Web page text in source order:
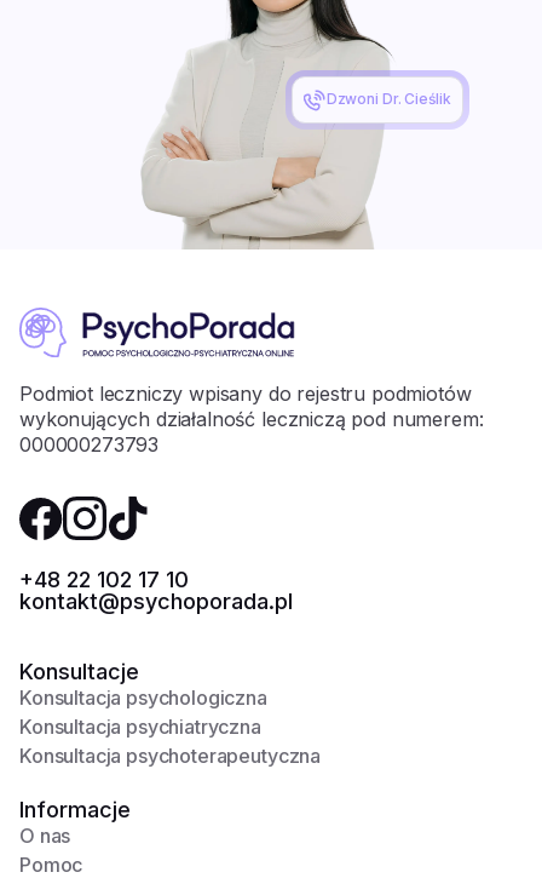
Dzwoni Dr. Cieślik
Podmiot leczniczy wpisany do rejestru podmiotów
wykonujących działalność leczniczą pod numerem:
000000273793
+48 22 102 17 10
kontakt@psychoporada.pl
Konsultacje
Konsultacja psychologiczna
Konsultacja psychiatryczna
Konsultacja psychoterapeutyczna
Informacje
O nas
Pomoc